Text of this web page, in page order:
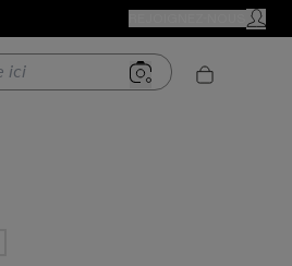
MON